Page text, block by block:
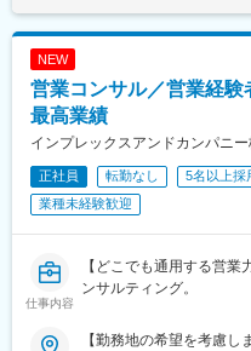
しています。
NEW
営業コンサル／営業経
最高業績
インプレックスアンドカンパニ
正社員 転勤なし 5名以上採
業種未経験歓迎
仕事内容
【どこでも通用する営
ンサルティング。
【勤務地の希望を考慮